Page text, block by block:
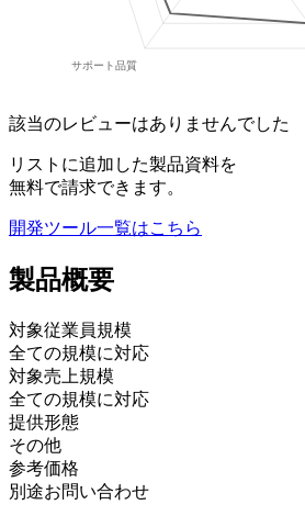
該当のレビューはありませんでした
リストに追加した製品資料を
無料で請求できます。
開発ツール一覧はこちら
製品概要
対象従業員規模
全ての規模に対応
対象売上規模
全ての規模に対応
提供形態
その他
参考価格
別途お問い合わせ